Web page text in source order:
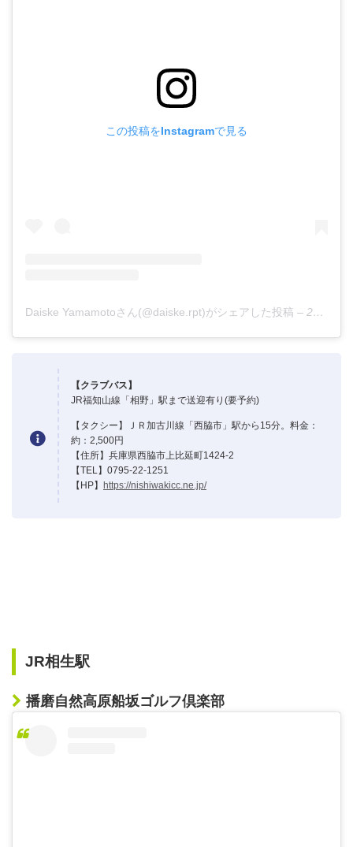
この投稿をInstagramで見る
Daiske Yamamotoさん(@daiske.rpt)がシェアした投稿 – 2019年 6月月24日午前2時30分PDT
【クラブバス】
JR福知山線「相野」駅まで送迎有り(要予約)
【タクシー】ＪＲ加古川線「西脇市」駅から15分。料金：
約：2,500円
【住所】兵庫県西脇市上比延町1424-2
【TEL】0795-22-1251
【HP】 https://nishiwakicc.ne.jp/
JR相生駅
播磨自然高原船坂ゴルフ倶楽部